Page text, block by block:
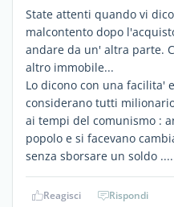
State attenti quando vi
malcontento dopo
andare da un' altra parte.
altro immobile...
Lo dicono con una facilita'
considerano tutti
ai tempi del comunismo :
popolo e si facevano
senza sborsare un soldo
Reagisci Rispondi